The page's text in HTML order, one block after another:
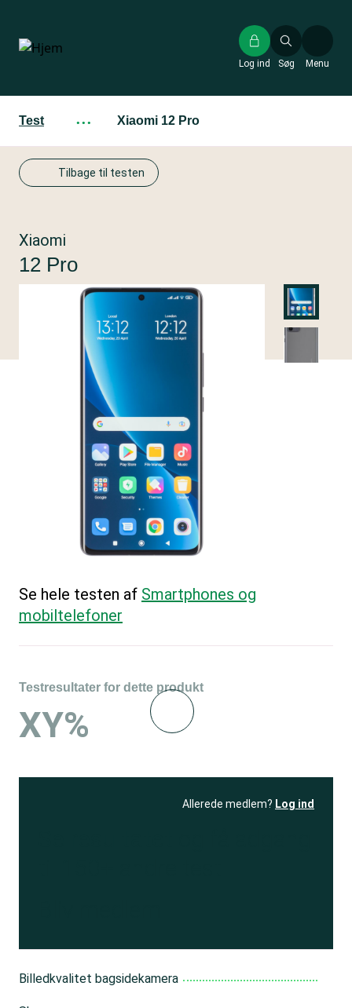
hovedindhold
Søg
Log ind Menu
Test ··· Xiaomi 12 Pro
Tilbage til testen
Xiaomi
12 Pro
Se hele testen af Smartphones og
mobiltelefoner
Testresultater for dette produkt
XY%
Allerede medlem? Log ind
Billedkvalitet bagsidekamera